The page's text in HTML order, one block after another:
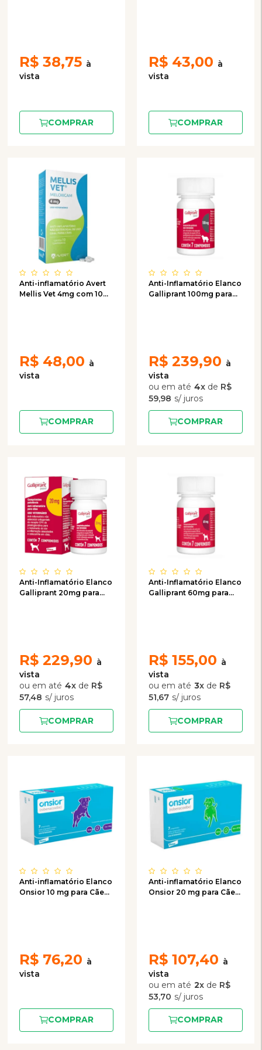
R$ 38,75
COMPRAR
R$ 43,00
COMPRAR
Anti-inflamatório Avert
Mellis Vet 4mg com 10
R$ 48,00
COMPRAR
Anti-Inflamatório Elanco
Galliprant 100mg para
R$ 239,90
4x de R$
59,98
COMPRAR
Anti-Inflamatório Elanco
Galliprant 20mg para
R$ 229,90
4x de R$
57,48
COMPRAR
Anti-Inflamatório Elanco
Galliprant 60mg para
R$ 155,00
3x de R$
51,67
COMPRAR
Anti-inflamatório Elanco
Onsior 10 mg para Cães
R$ 76,20
COMPRAR
Anti-inflamatório Elanco
Onsior 20 mg para Cães
R$ 107,40
2x de R$
53,70
COMPRAR